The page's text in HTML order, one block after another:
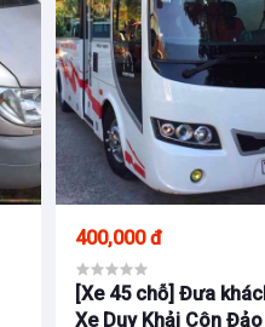
400,000 đ
[Xe 45 chỗ] Đưa
Xe Duy Khải Côn Đảo